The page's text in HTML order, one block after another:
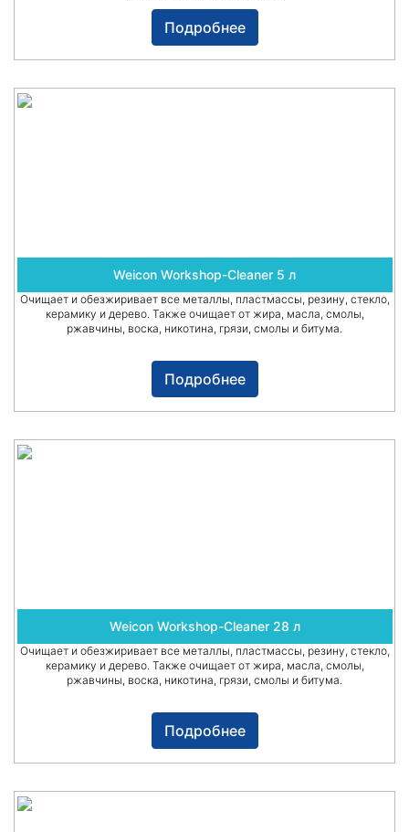
Подробнее
Weicon Workshop-Cleaner 5 л
Очищает и обезжиривает все металлы, пластмассы, резину, стекло,
керамику и дерево. Также очищает от жира, масла, смолы,
ржавчины, воска, никотина, грязи, смолы и битума.
Подробнее
Weicon Workshop-Cleaner 28 л
Очищает и обезжиривает все металлы, пластмассы, резину, стекло,
керамику и дерево. Также очищает от жира, масла, смолы,
ржавчины, воска, никотина, грязи, смолы и битума.
Подробнее